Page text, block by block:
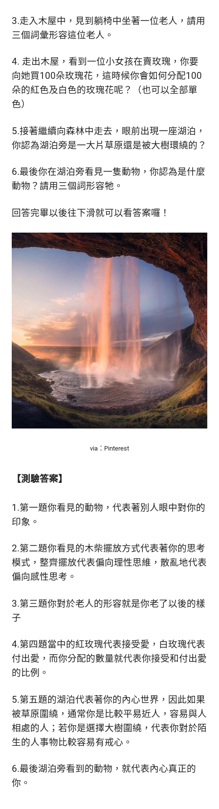
二
的
CBOOK
一
起
找
到
屬
的
生
態
度。
3.走入木屋中，見到躺椅中坐著一位老人，請用
三個詞彙形容這位老人。
4. 走出木屋，看到一位小女孩在賣玫瑰，你要
向她買100朵玫瑰花，這時候你會如何分配100
朵的紅色及白色的玫瑰花呢？（也可以全部單
色）
5.接著繼續向森林中走去，眼前出現一座湖泊，
你認為湖泊旁是一大片草原還是被大樹環繞的？
6.最後你在湖泊旁看見一隻動物，你認為是什麼
動物？請用三個詞形容牠。
回答完畢以後往下滑就可以看答案囉！
via：Pinterest
【測驗答案】
1.第一題你看見的動物，代表著別人眼中對你的
印象。
2.第二題你看見的木柴擺放方式代表著你的思考
模式，整齊擺放代表偏向理性思維，散亂地代表
偏向感性思考。
3.第三題你對於老人的形容就是你老了以後的樣
子
4.第四題當中的紅玫瑰代表接受愛，白玫瑰代表
付出愛，而你分配的數量就代表你接受和付出愛
的比例。
5.第五題的湖泊代表著你的內心世界，因此如果
被草原圍繞，通常你是比較平易近人，容易與人
相處的人；若你是選擇大樹圍繞，代表你對於陌
生的人事物比較容易有戒心。
6.最後湖泊旁看到的動物，就代表內心真正的
你。